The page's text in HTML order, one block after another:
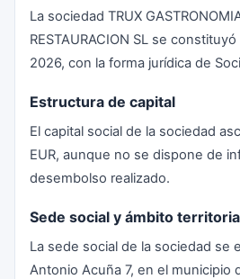
La sociedad TRUX
RESTAURACION SL se
2026, con la forma jurídica de
Estructura de capital
El capital social de la sociedad
EUR, aunque no se dispone de
desembolso realizado.
Sede social y ámbito
La sede social de la sociedad se
Antonio Acuña 7, en el municipio